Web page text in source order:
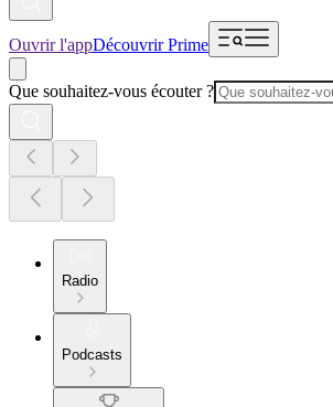
Ouvrir l'appDécouvrir Prime
Que souhaitez-vous écouter ?
Radio
Podcasts